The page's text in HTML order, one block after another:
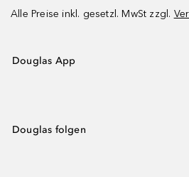
Alle Preise inkl. gesetzl. MwSt zzgl.
Douglas App
Douglas folgen